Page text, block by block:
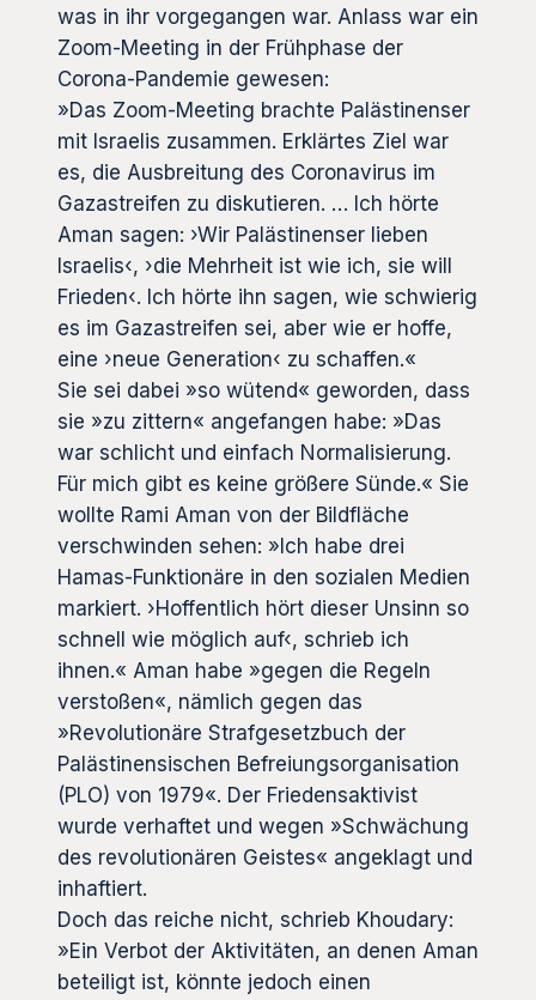
was in ihr vorgegangen war. Anlass war ein
Zoom-Meeting in der Frühphase der
Corona-Pandemie gewesen:
»Das Zoom-Meeting brachte Palästinenser
mit Israelis zusammen. Erklärtes Ziel war
es, die Ausbreitung des Coronavirus im
Gazastreifen zu diskutieren. … Ich hörte
Aman sagen: ›Wir Palästinenser lieben
Israelis‹, ›die Mehrheit ist wie ich, sie will
Frieden‹. Ich hörte ihn sagen, wie schwierig
es im Gazastreifen sei, aber wie er hoffe,
eine ›neue Generation‹ zu schaffen.«
Sie sei dabei »so wütend« geworden, dass
sie »zu zittern« angefangen habe: »Das
war schlicht und einfach Normalisierung.
Für mich gibt es keine größere Sünde.« Sie
wollte Rami Aman von der Bildfläche
verschwinden sehen: »Ich habe drei
Hamas-Funktionäre in den sozialen Medien
markiert. ›Hoffentlich hört dieser Unsinn so
schnell wie möglich auf‹, schrieb ich
ihnen.« Aman habe »gegen die Regeln
verstoßen«, nämlich gegen das
»Revolutionäre Strafgesetzbuch der
Palästinensischen Befreiungsorganisation
(PLO) von 1979«. Der Friedensaktivist
wurde verhaftet und wegen »Schwächung
des revolutionären Geistes« angeklagt und
inhaftiert.
Doch das reiche nicht, schrieb Khoudary:
»Ein Verbot der Aktivitäten, an denen Aman
beteiligt ist, könnte jedoch einen